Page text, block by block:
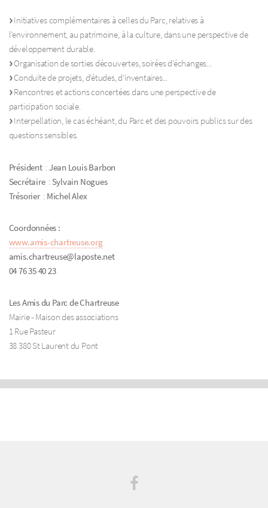
Initiatives complémentaires à celles du Parc, relatives à
l’environnement, au patrimoine, à la culture, dans une perspective de
développement durable.
Organisation de sorties découvertes, soirées d’échanges...
Conduite de projets, d’études, d’inventaires...
Rencontres et actions concertées dans une perspective de
participation sociale.
Interpellation, le cas échéant, du Parc et des pouvoirs publics sur des
questions sensibles.
Président : Jean Louis Barbon
Secrétaire : Sylvain Nogues
Trésorier : Michel Alex
Coordonnées :
www.amis-chartreuse.org
amis.chartreuse@laposte.net
04 76 35 40 23
Les Amis du Parc de Chartreuse
Mairie - Maison des associations
1 Rue Pasteur
38 380 St Laurent du Pont